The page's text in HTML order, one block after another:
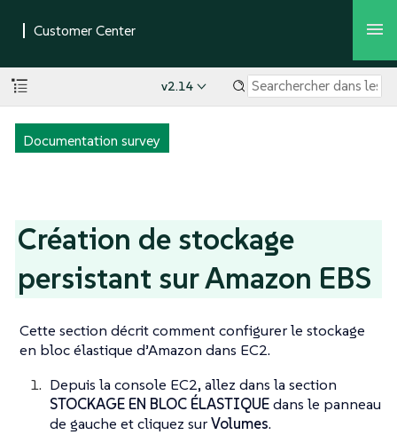
v2.14
Documentation survey
Création de stockage
persistant sur Amazon EBS
Cette section décrit comment configurer le stockage
en bloc élastique d’Amazon dans EC2.
Depuis la console EC2, allez dans la section
STOCKAGE EN BLOC ÉLASTIQUEdans le panneau
de gauche et cliquez surVolumes.